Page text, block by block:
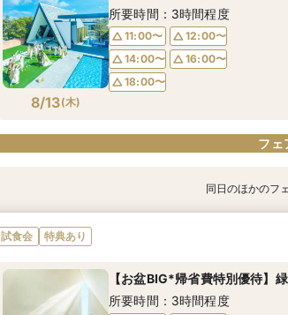
8/11(火 )
18:00〜
8/11(火 )
18:00〜
8/11(火 )
18:30〜
8/11(火 )
18:00〜
8/11(火 )
8/13(木)
所要時間：3時間程度
11:00〜
12:00〜
14:00〜
16:00〜
18:00〜
フェ
11:00〜
12:00〜
14:00〜
16:00〜
11:00〜
12:00〜
14:00〜
16:00〜
12:00〜
13:00〜
15:00〜
16:00〜
12:00〜
13:00〜
15:00〜
16:00〜
同日のほかのフ
試食会 特典あり
【お盆BIG*帰省費特別優待】
所要時間：3時間程度